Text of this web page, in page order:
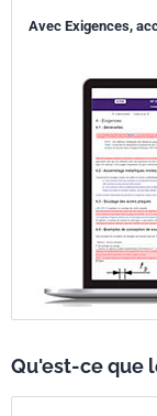
Avec Exigences,
Qu'est-ce que